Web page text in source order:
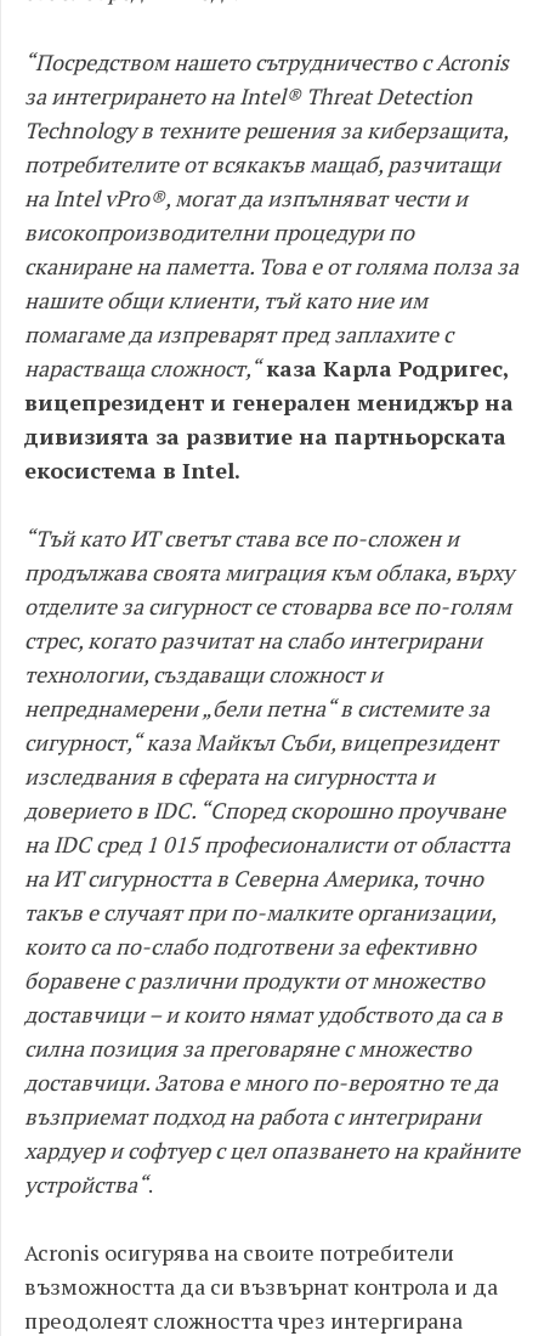
“Посредством нашето сътрудничество с Acronis
за интегрирането на Intel® Threat Detection
Technology в техните решения за киберзащита,
потребителите от всякакъв мащаб, разчитащи
на Intel vPro®, могат да изпълняват чести и
високопроизводителни процедури по
сканиране на паметта. Това е от голяма полза за
нашите общи клиенти, тъй като ние им
помагаме да изпреварят пред заплахите с
нарастваща сложност,“каза Карла Родригес,
вицепрезидент и генерален мениджър на
дивизията за развитие на партньорската
екосистема в Intel.
“Тъй като ИТ светът става все по-сложен и
продължава своята миграция към облака, върху
отделите за сигурност се стоварва все по-голям
стрес, когато разчитат на слабо интегрирани
технологии, създаващи сложност и
непреднамерени „бели петна“ в системите за
сигурност,“ каза Майкъл Съби, вицепрезидент
изследвания в сферата на сигурността и
доверието в IDC. “Според скорошно проучване
на IDC сред 1 015 професионалисти от областта
на ИТ сигурността в Северна Америка, точно
такъв е случаят при по-малките организации,
които са по-слабо подготвени за ефективно
боравене с различни продукти от множество
доставчици – и които нямат удобството да са в
силна позиция за преговаряне с множество
доставчици. Затова е много по-вероятно те да
възприемат подход на работа с интегрирани
хардуер и софтуер с цел опазването на крайните
устройства“.
Acronis осигурява на своите потребители
възможността да си възвърнат контрола и да
преодолеят сложността чрез интергирана